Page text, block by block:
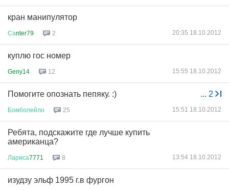
кран манипулятор
Саnter79 2 20:35 18.10.2012
куплю гос номер
Geny14 12 15:55 18.10.2012
... 2
Помогите опознать пепяку. :)
Бомболейло 25 15:51 18.10.2012
Ребята, подскажите где лучше купить
американца?
Лариса7771 8 13:54 18.10.2012
изудзу эльф 1995 г.в фургон